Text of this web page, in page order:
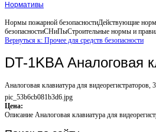
Нормативы
Нормы пожарной безопасностиДействующие
безопасностиСНиПыСтроительные нормы и
Вернуться к: Прочее для средств безопасности
DT-1KBA Аналоговая
Аналоговая клавиатура для
pic_53b6cb081b3d6.jpg
Цена:
Описание Аналоговая клавиатура для